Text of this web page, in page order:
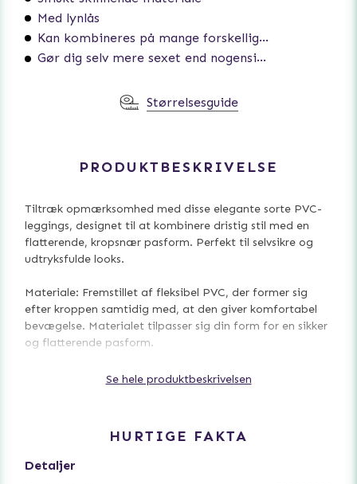
Med lynlås
Kan kombineres på mange forskellige måder
Gør dig selv mere sexet end nogensinde
Størrelsesguide
PRODUKTBESKRIVELSE
Tiltræk opmærksomhed med disse elegante sorte PVC-
leggings, designet til at kombinere dristig stil med en
flatterende, kropsnær pasform. Perfekt til selvsikre og
udtryksfulde looks.
Materiale: Fremstillet af fleksibel PVC, der former sig
efter kroppen samtidig med, at den giver komfortabel
bevægelse. Materialet tilpasser sig din form for en sikker
og flatterende pasform.
Design: Dybt lynlås fra front til skridt for et edgy udtryk
Pasform: Designet til at fremhæve kroppens kurver, det
elastiske PVC-materiale sidder tæt og giver samtidig
Se hele produktbeskrivelsen
HURTIGE FAKTA
Detaljer